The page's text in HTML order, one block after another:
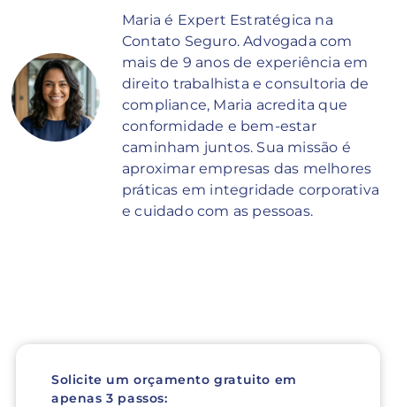
Maria é Expert Estratégica na
Contato Seguro. Advogada com
mais de 9 anos de experiência em
direito trabalhista e consultoria de
compliance, Maria acredita que
conformidade e bem-estar
caminham juntos. Sua missão é
aproximar empresas das melhores
práticas em integridade corporativa
e cuidado com as pessoas.
Solicite um orçamento gratuito em
apenas 3 passos: